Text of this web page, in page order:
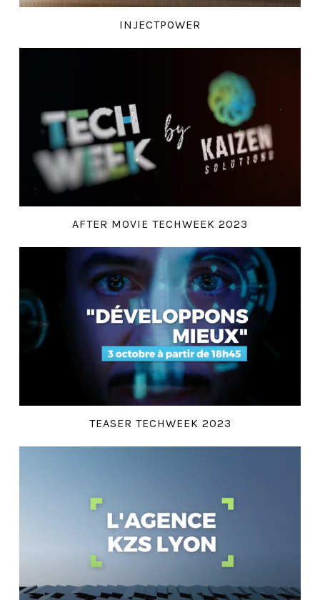
INJECTPOWER
AFTER MOVIE TECHWEEK 2023
TEASER TECHWEEK 2023